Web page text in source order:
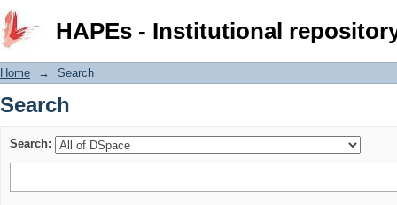
HAPEs - Institutional
Search
Home → Search
Search
Search: